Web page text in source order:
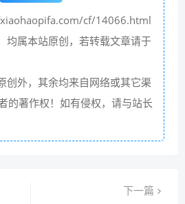
cf/14066.html
均属本站原创，若转载文章请于
创外，其余均来自网络或其它渠
的著作权！如有侵权，请与站长
下一篇